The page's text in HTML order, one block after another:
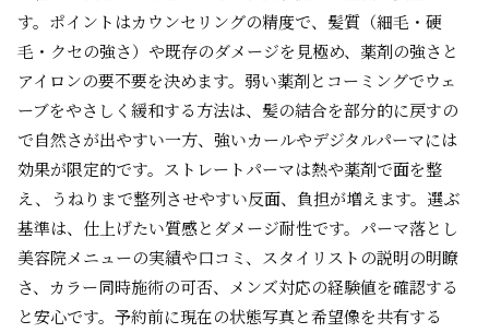
す。ポイントはカウンセリングの精度で、髪質（細毛・硬
毛・クセの強さ）や既存のダメージを見極め、薬剤の強さと
アイロンの要不要を決めます。弱い薬剤とコーミングでウェ
ーブをやさしく緩和する方法は、髪の結合を部分的に戻すの
で自然さが出やすい一方、強いカールやデジタルパーマには
効果が限定的です。ストレートパーマは熱や薬剤で面を整
え、うねりまで整列させやすい反面、負担が増えます。選ぶ
基準は、仕上げたい質感とダメージ耐性です。パーマ落とし
美容院メニューの実績や口コミ、スタイリストの説明の明瞭
さ、カラー同時施術の可否、メンズ対応の経験値を確認する
と安心です。予約前に現在の状態写真と希望像を共有する